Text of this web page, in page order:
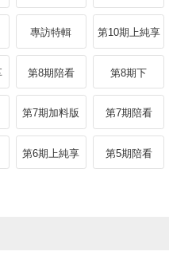
期 輯
專訪特輯 第10期上純享
第8期陪看
Reaction下
第8期下
第7期加料版 第7期陪看
Reaction上
第6期上純享 第5期陪看